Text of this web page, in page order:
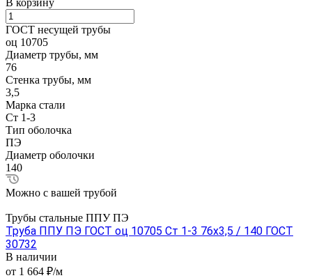
В корзину
ГОСТ несущей трубы
оц 10705
Диаметр трубы, мм
76
Стенка трубы, мм
3,5
Марка стали
Ст 1-3
Тип оболочка
ПЭ
Диаметр оболочки
140
Можно с вашей трубой
Трубы стальные ППУ ПЭ
Труба ППУ ПЭ ГОСТ оц 10705 Ст 1-3 76x3,5 / 140 ГОСТ
30732
В наличии
от 1 664 ₽/м